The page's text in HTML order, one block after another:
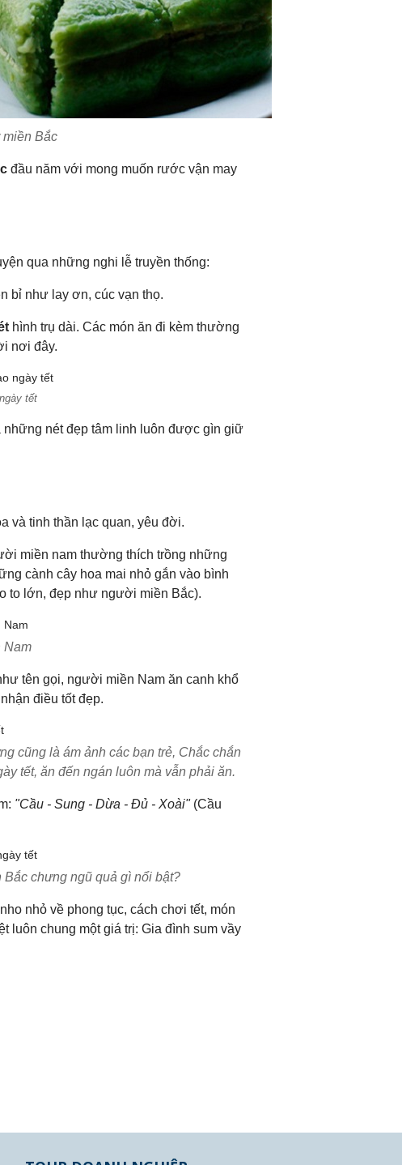
miền Bắc
đầu năm với mong muốn rước vận may
qua những nghi lễ truyền thống:
bỉ như lay ơn, cúc vạn thọ.
hình trụ dài. Các món ăn đi kèm thường
nơi đây.
tết
nét đẹp tâm linh luôn được gìn giữ
và tinh thần lạc quan, yêu đời.
miền nam thường thích trồng những
cành cây hoa mai nhỏ gắn vào bình
to lớn, đẹp như người miền Bắc).
Nam
tên gọi, người miền Nam ăn canh khổ
điều tốt đẹp.
cũng là ám ảnh các bạn trẻ, Chắc chắn
tết, ăn đến ngán luôn mà vẫn phải ăn.
"Cầu - Sung - Dừa - Đủ - Xoài"(Cầu
Bắc chưng ngũ quả gì nổi bật?
nhỏ về phong tục, cách chơi tết, món
luôn chung một giá trị: Gia đình sum vầy